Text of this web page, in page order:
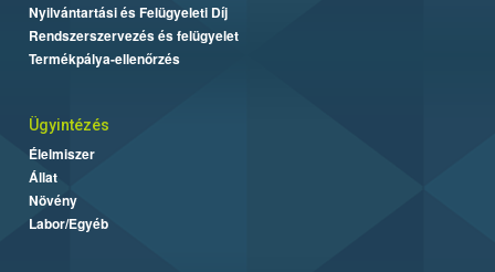
Nyilvántartási és Felügyeleti Díj
Rendszerszervezés és felügyelet
Termékpálya-ellenőrzés
Ügyintézés
Élelmiszer
Állat
Növény
Labor/Egyéb